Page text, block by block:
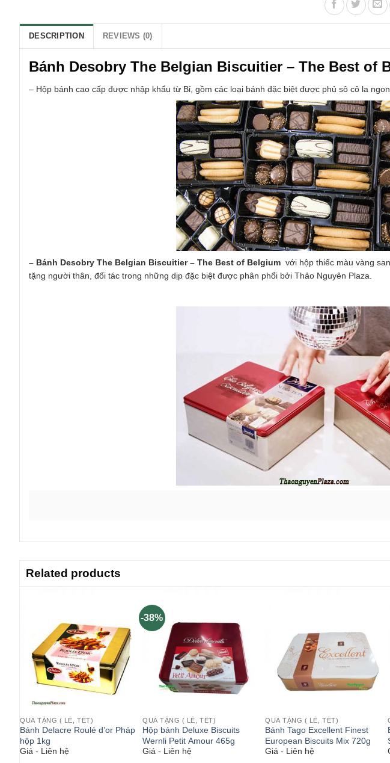
DESCRIPTION REVIEWS (0)
Bánh Desobry The Belgian Biscuitier – The Best of
– Hộp bánh cao cấp được nhập khẩu từ Bỉ, gồm các loại bánh đặc biệt được phủ sô cô la
– Bánh Desobry The Belgian Biscuitier – The Best of Belgium với hộp thiếc màu vàng
tặng người thân, đối tác trong những dịp đặc biệt được phân phổi bởi Thảo Nguyên Plaza.
Related products
QUÀ TẶNG ( LỄ, TẾT)
Bánh Delacre Roulé d’or Pháp
hộp 1kg
Giá - Liên hệ
-38%
QUÀ TẶNG ( LỄ, TẾT)
Hộp bánh Deluxe Biscuits
Wernli Petit Amour 465g
Giá - Liên hệ
QUÀ TẶNG ( LỄ, TẾT)
Bánh Tago Excellent Finest
European Biscuits Mix 720g
Giá - Liên hệ